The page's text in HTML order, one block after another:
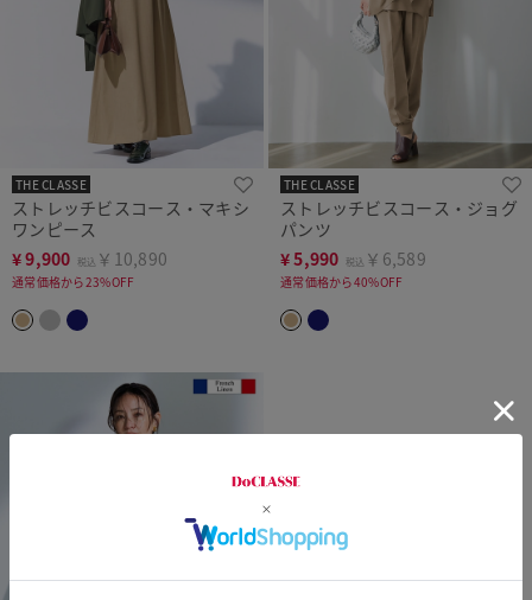
THE CLASSE
ストレッチビスコース・マキシ
ワンピース
¥9,900 税込 ￥10,890
通常価格から23%OFF
THE CLASSE
ストレッチビスコース・ジョグ
パンツ
¥5,990 税込 ￥6,589
通常価格から40%OFF